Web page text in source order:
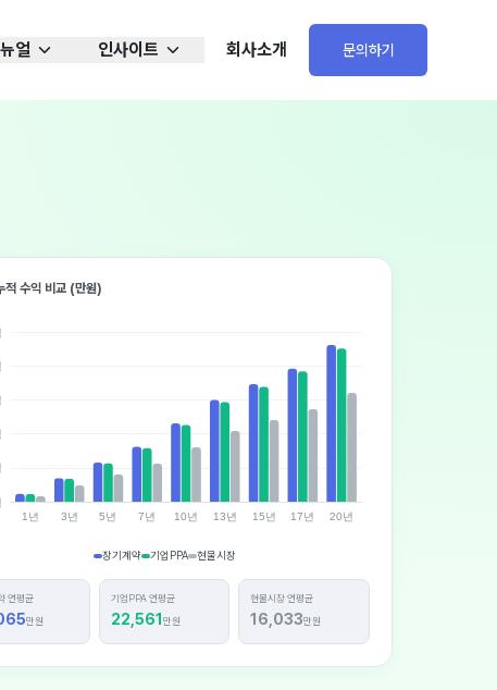
얼 인사이트 회사소개 문의하기
적 수익 비교 (만원)
1년 3년 5년 7년 10년 13년 15년 17년 20년
장기계약 기업PPA 현물시장
연평균
만원
기업PPA 연평균
22,561 만원
현물시장 연평균
16,033만원